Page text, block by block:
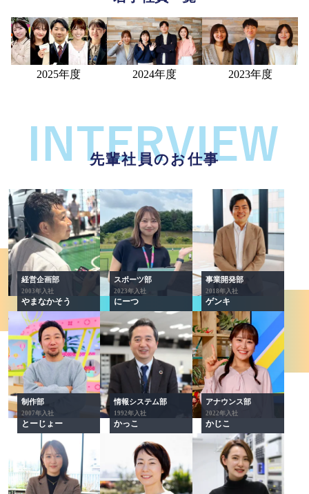
2025年度 2024年度 2023年度
先輩社員のお仕事
経営企画部
2003年入社
やまなかそう
スポーツ部
2023年入社
にーつ
事業開発部
2018年入社
ゲンキ
制作部
2007年入社
とーじょー
情報システム部
1992年入社
かっこ
アナウンス部
2022年入社
かじこ